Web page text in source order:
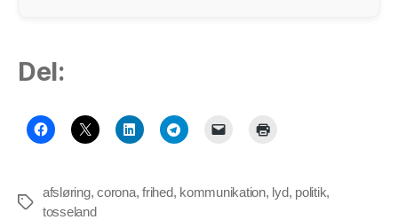
Del:
Tags
afsløring,corona,frihed, kommunikation, lyd, politik,
tosseland